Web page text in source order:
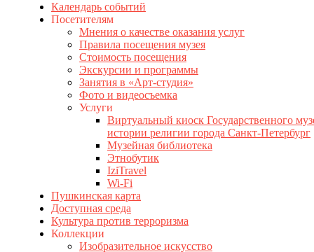
Календарь событий
Посетителям
Мнения о качестве оказания услуг
Правила посещения музея
Стоимость посещения
Экскурсии и программы
Занятия в «Арт-студия»
Фото и видеосъемка
Услуги
Виртуальный киоск Государственного
истории религии города Санкт-Петербург
Музейная библиотека
Этнобутик
IziTravel
Wi-Fi
Пушкинская карта
Доступная среда
Культура против терроризма
Коллекции
Изобразительное искусство